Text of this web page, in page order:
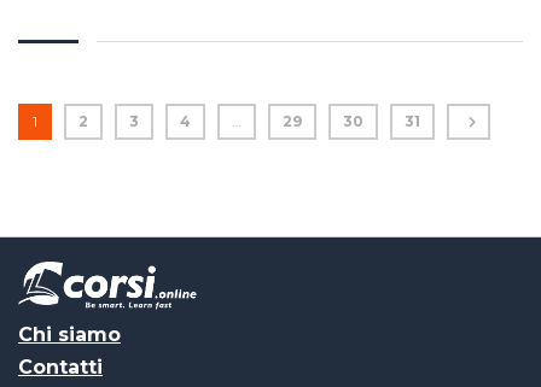
1 2 3 4 … 29 30 31
Chi siamo
Contatti